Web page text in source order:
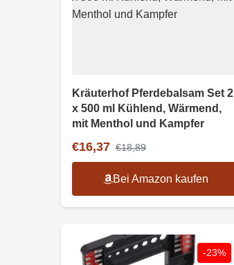
Kräuterhof Pferdebalsam Set 2
x 500 ml Kühlend, Wärmend,
mit Menthol und Kampfer
€16,37 €18,89
Bei Amazon kaufen
-23%